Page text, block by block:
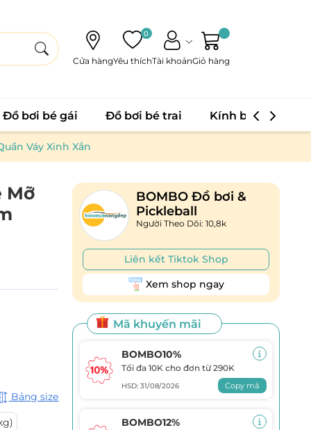
Cửa hàng
0
Yêu thíchTài khoảnGiỏ hàng
Đồ bơi bé gái Đồ bơi bé trai Kính bơi
Váy Xinh Xắn
Mỡ
Bảng size
BOMBO Đồ bơi &
Pickleball
Người Theo Dõi: 10,8k
Liên kết Tiktok Shop
Xem shop ngay
Mã khuyến mãi
BOMBO10%
Tối đa 10K cho đơn từ 290K
HSD: 31/08/2026 Copy mã
BOMBO12%